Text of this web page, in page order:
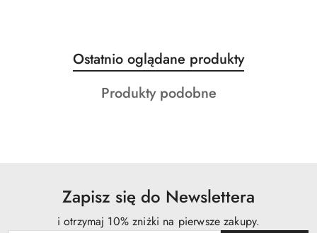
Pomiń karuzelę produktów
Produkty
o
statusie:
Ostatnio oglądane produkty
Produkty
Produkty podobne
Zapisz się do Newslettera
i otrzymaj 10% zniżki na pierwsze zakupy.